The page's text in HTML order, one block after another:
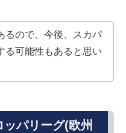
るので、今後、スカパ
る可能性もあると思い
パリーグ(欧州